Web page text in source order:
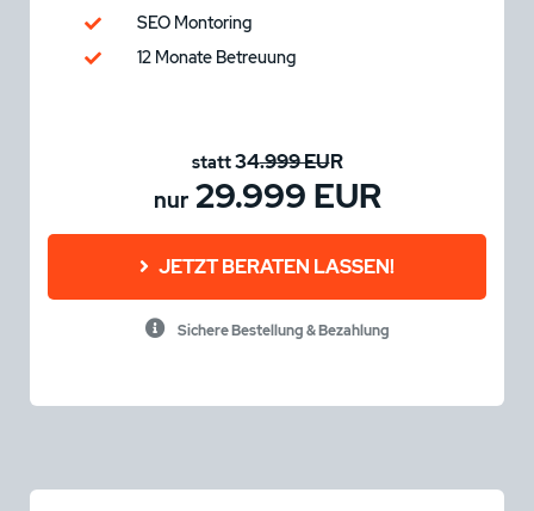
SEO Montoring
12 Monate Betreuung
statt34.999 EUR
nur29.999 EUR
JETZT BERATEN LASSEN!
Sichere Bestellung & Bezahlung